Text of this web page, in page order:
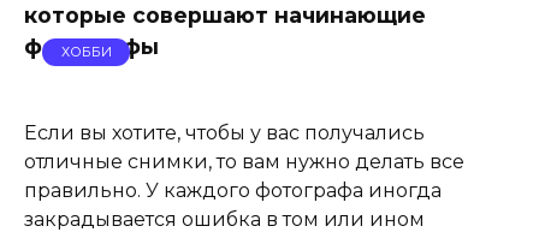
которые совершают начинающие
фотографы
ХОББИ
Если вы хотите, чтобы у вас получались
отличные снимки, то вам нужно делать все
правильно. У каждого фотографа иногда
закрадывается ошибка в том или ином